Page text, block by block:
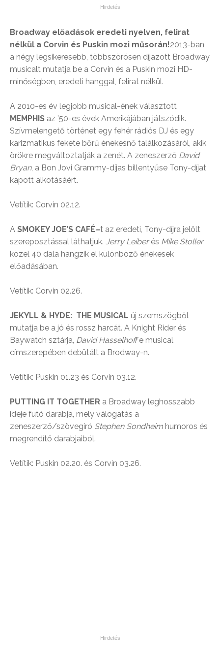
Broadway előadások eredeti nyelven, felirat
nélkül a Corvin és Puskin mozi műsorán!2013-ban
a négy legsikeresebb, többszörösen díjazott Broadway
musicalt mutatja be a Corvin és a Puskin mozi HD-
minőségben, eredeti hanggal, felirat nélkül.
A 2010-es év legjobb musical-ének választott
MEMPHIS az ’50-es évek Amerikájában játszódik.
Szívmelengető történet egy fehér rádiós DJ és egy
karizmatikus fekete bőrű énekesnő találkozásáról, akik
örökre megváltoztatják a zenét. A zeneszerző David
Bryan, a Bon Jovi Grammy-díjas billentyűse Tony-díjat
kapott alkotásáért.
Vetítik: Corvin 02.12.
A SMOKEY JOE’S CAFÉ–t az eredeti, Tony-díjra jelölt
szereposztással láthatjuk. Jerry Leiberés Mike Stoller
közel 40 dala hangzik el különböző énekesek
előadásában.
Vetítik: Corvin 02.26.
JEKYLL & HYDE: THE MUSICAL új szemszögből
mutatja be a jó és rossz harcát. A Knight Rider és
Baywatch sztárja, David Hasselhoffe musical
címszerepében debütált a Brodway-n.
Vetítik: Puskin 01.23 és Corvin 03.12.
PUTTING IT TOGETHER a Broadway leghosszabb
ideje futó darabja, mely válogatás a
zeneszerző/szövegíró Stephen Sondheim humoros és
megrendítő darabjaiból.
Vetítik: Puskin 02.20. és Corvin 03.26.